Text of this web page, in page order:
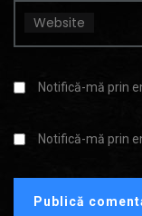
Website
Notifică-mă prin
Notifică-mă prin